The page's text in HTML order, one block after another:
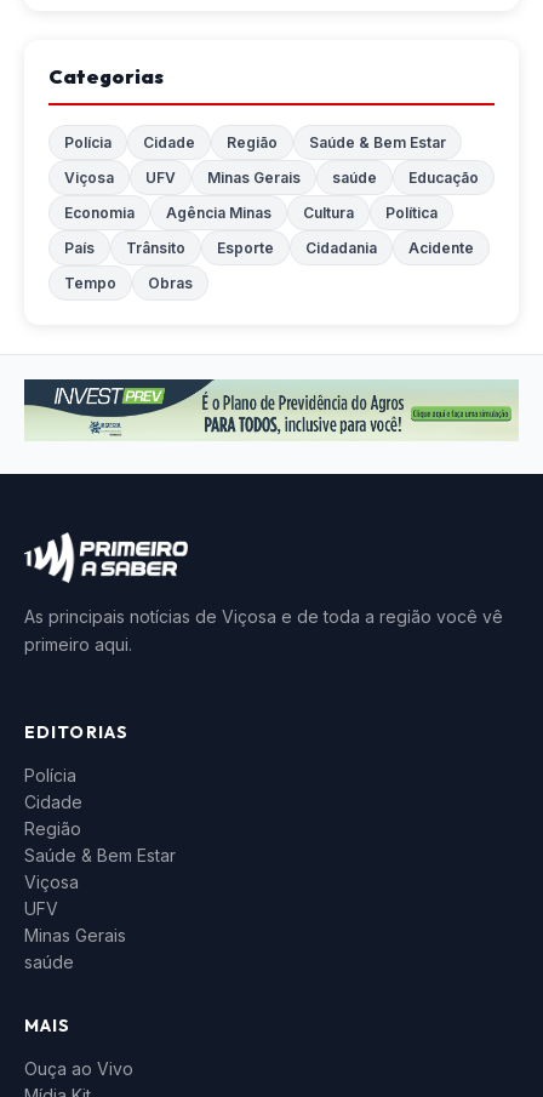
Categorias
Polícia Cidade Região
Saúde & Bem Estar
Viçosa
UFV Minas Gerais saúde
Educação
Economia
Agência Minas Cultura
Política
País
Trânsito Esporte Cidadania
Acidente
Tempo
Obras
As principais notícias de Viçosa e de toda a região você vê
primeiro aqui.
EDITORIAS
Polícia
Cidade
Região
Saúde & Bem Estar
Viçosa
UFV
Minas Gerais
saúde
MAIS
Ouça ao Vivo